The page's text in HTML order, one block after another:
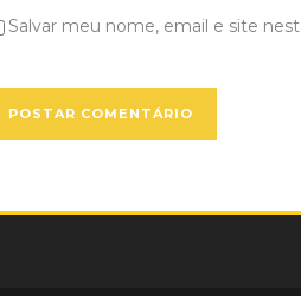
Salvar meu nome, email e site